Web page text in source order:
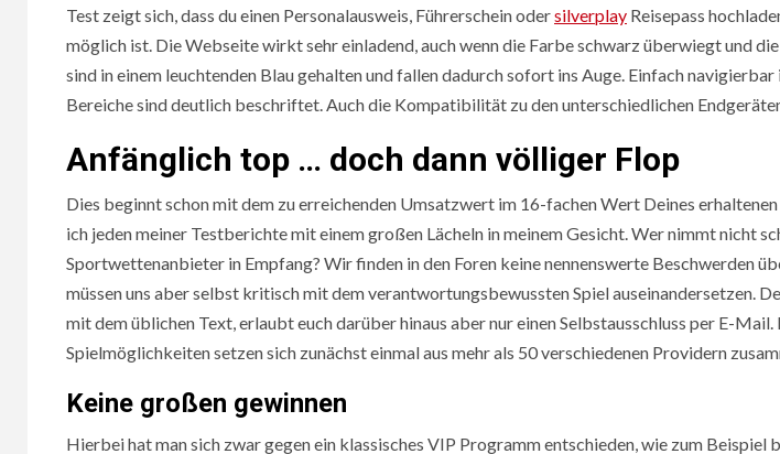
Test zeigt sich, dass du einen Personalausweis, Führerschein odersilverplay Reisepass
möglich ist. Die Webseite wirkt sehr einladend, auch wenn die Farbe schwarz überwiegt und
sind in einem leuchtenden Blau gehalten und fallen dadurch sofort ins Auge. Einfach
Bereiche sind deutlich beschriftet. Auch die Kompatibilität zu den unterschiedlichen
Anfänglich top … doch dann völliger Flop
Dies beginnt schon mit dem zu erreichenden Umsatzwert im 16-fachen Wert Deines
ich jeden meiner Testberichte mit einem großen Lächeln in meinem Gesicht. Wer nimmt nicht
Sportwettenanbieter in Empfang? Wir finden in den Foren keine nennenswerte Beschwerden
müssen uns aber selbst kritisch mit dem verantwortungsbewussten Spiel auseinandersetzen.
mit dem üblichen Text, erlaubt euch darüber hinaus aber nur einen Selbstausschluss per E-Mail.
Spielmöglichkeiten setzen sich zunächst einmal aus mehr als 50 verschiedenen Providern
Keine großen gewinnen
Hierbei hat man sich zwar gegen ein klassisches VIP Programm entschieden, wie zum Beispiel